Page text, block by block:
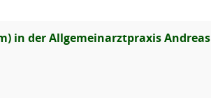
in der Allgemeinarztpraxis Andreas